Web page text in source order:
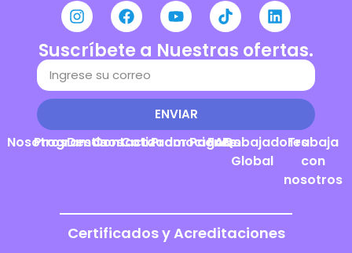
Suscríbete a Nuestras ofertas.
ENVIAR
Nosotros
Programas
Destinos
Contacto
Cotizador
Promociones
Pagos
FAQs
Embajadores
Global
Trabaja
con
nosotros
Certificados y Acreditaciones